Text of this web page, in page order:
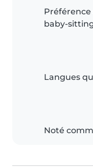
Préférence
baby-
Langues
Noté